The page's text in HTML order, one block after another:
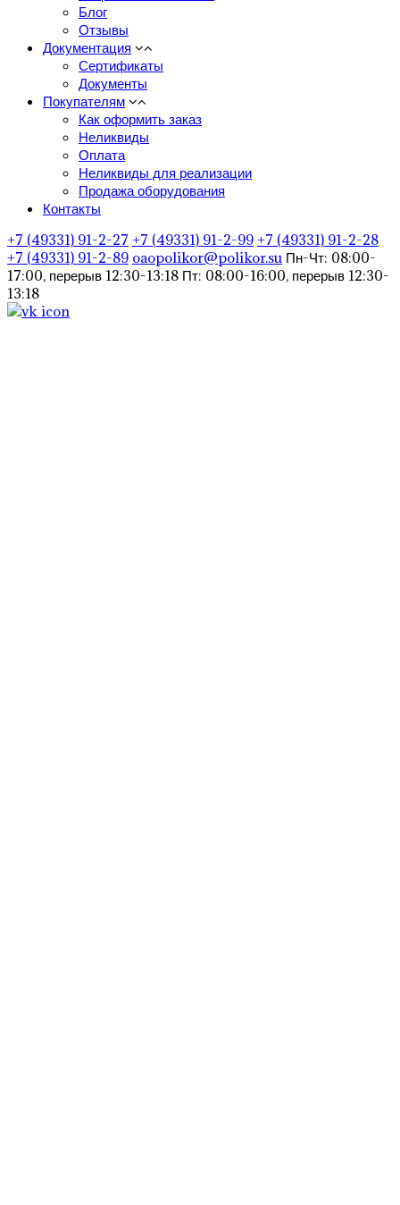
Блог
Отзывы
Документация
Сертификаты
Документы
Покупателям
Как оформить заказ
Неликвиды
Оплата
Неликвиды для реализации
Продажа оборудования
Контакты
+7 (49331) 91-2-27 +7 (49331) 91-2-99 +7 (49331) 91-2-28
+7 (49331) 91-2-89 oaopolikor@polikor.su Пн-Чт: 08:00-
17:00, перерыв 12:30-13:18 Пт: 08:00-16:00, перерыв 12:30-
13:18